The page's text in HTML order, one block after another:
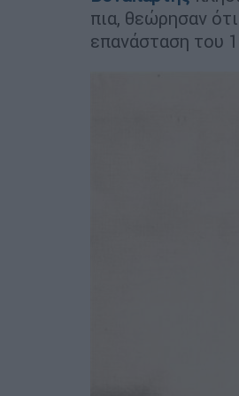
πια, θεώρησαν
επανάσταση του